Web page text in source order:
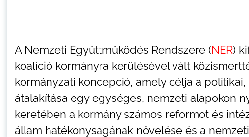
A Nemzeti Együttműködés Rendszere (NER)
koalíció kormányra kerülésével vált
kormányzati koncepció, amely célja a
átalakítása egy egységes, nemzeti alapokon
keretében a kormány számos reformot és
állam hatékonyságának növelése és a